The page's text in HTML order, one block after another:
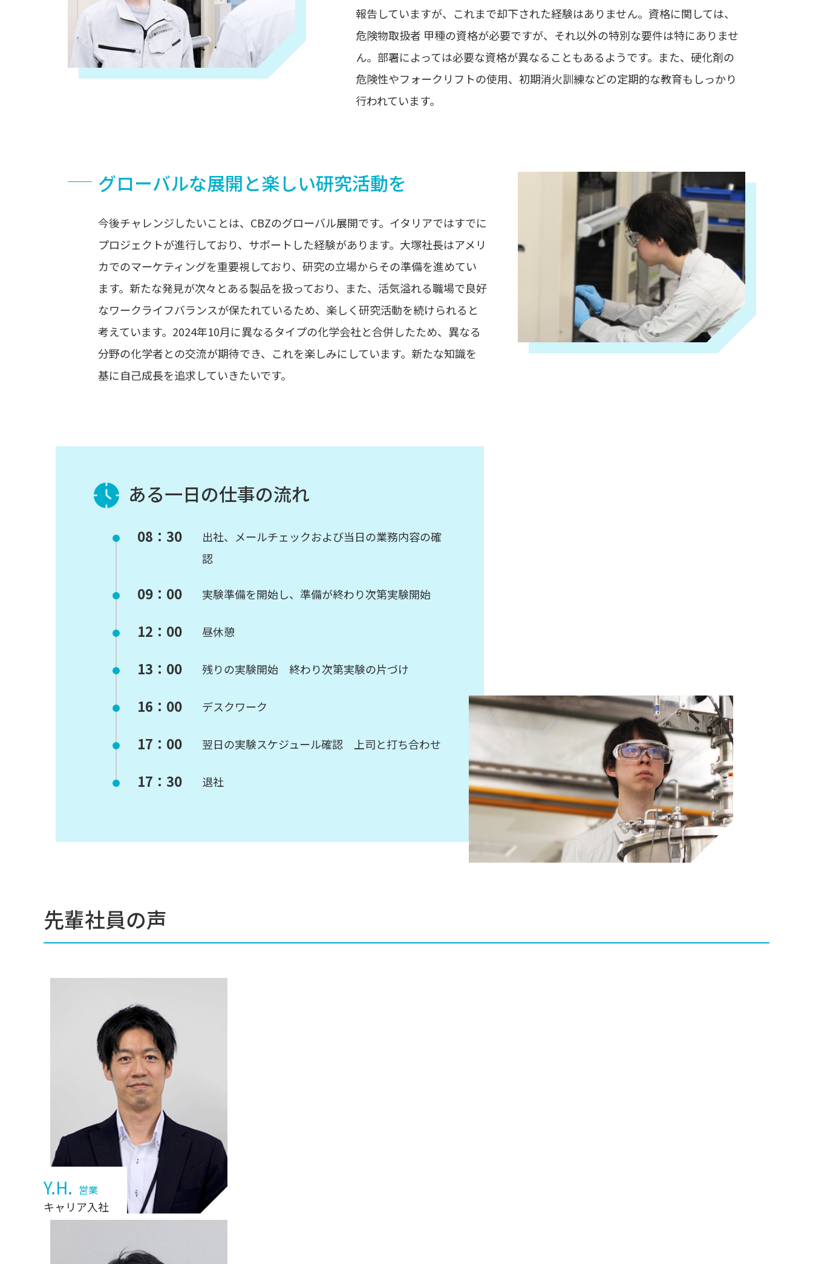
報告していますが、これまで却下された経験はありません。資格に関しては、
危険物取扱者 甲種の資格が必要ですが、それ以外の特別な要件は特にありませ
ん。部署によっては必要な資格が異なることもあるようです。また、硬化剤の
危険性やフォークリフトの使用、初期消火訓練などの定期的な教育もしっかり
行われています。
グローバルな展開と楽しい研究活動を
今後チャレンジしたいことは、CBZのグローバル展開です。イタリアではすでに
プロジェクトが進行しており、サポートした経験があります。大塚社長はアメリ
カでのマーケティングを重要視しており、研究の立場からその準備を進めてい
ます。新たな発見が次々とある製品を扱っており、また、活気溢れる職場で良好
なワークライフバランスが保たれているため、楽しく研究活動を続けられると
考えています。2024年10月に異なるタイプの化学会社と合併したため、異なる
分野の化学者との交流が期待でき、これを楽しみにしています。新たな知識を
基に自己成長を追求していきたいです。
ある一日の仕事の流れ
08：30
出社、メールチェックおよび当日の業務内容の確
認
09：00 実験準備を開始し、準備が終わり次第実験開始
12：00 昼休憩
13：00 残りの実験開始 終わり次第実験の片づけ
16：00 デスクワーク
17：00 翌日の実験スケジュール確認 上司と打ち合わせ
17：30 退社
先輩社員の声
Y.H. 営業
キャリア入社